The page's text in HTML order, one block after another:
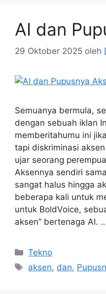
AI dan
29 Oktober 2025 oleh
Semuanya bermula,
dengan sebuah iklan
memberitahumu ini
tapi diskriminasi
ujar seorang
Aksennya sendiri
sangat halus hingga
beberapa kali untuk
untuk BoldVoice,
aksen” bertenaga AI.
Kategori
Tekno
Tag
aksen, dan,